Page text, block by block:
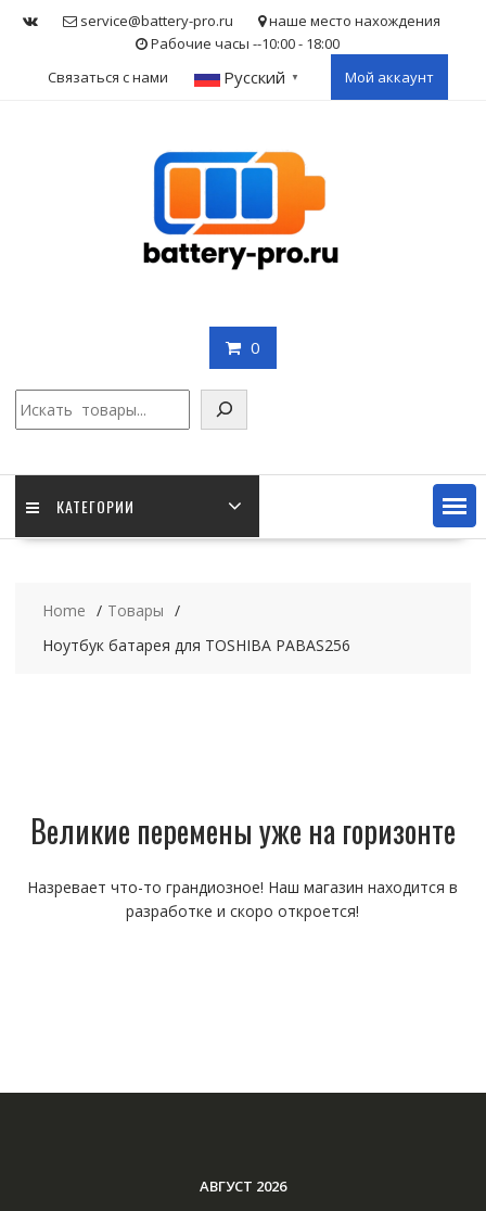
service@battery-pro.ru
наше место нахождения
Рабочие часы --10:00 - 18:00
Связаться с нами
Русский ▼ Мой аккаунт
0
КАТЕГОРИИ
Home
Товары
Ноутбук батарея для TOSHIBA PABAS256
Великие перемены уже на горизонте
Назревает что-то грандиозное! Наш магазин находится в
разработке и скоро откроется!
АВГУСТ 2026